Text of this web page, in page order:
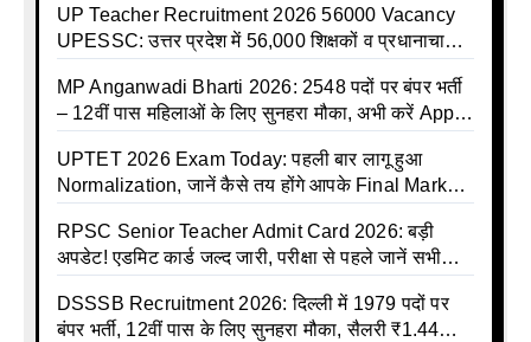
UP Teacher Recruitment 2026 56000 Vacancy
UPESSC: उत्तर प्रदेश में 56,000 शिक्षकों व प्रधानाचार्यों
MP Anganwadi Bharti 2026: 2548 पदों पर बंपर भर्ती
– 12वीं पास महिलाओं के लिए सुनहरा मौका, अभी करें Apply
UPTET 2026 Exam Today: पहली बार लागू हुआ
Normalization, जानें कैसे तय होंगे आपके Final Marks
RPSC Senior Teacher Admit Card 2026: बड़ी
अपडेट! एडमिट कार्ड जल्द जारी, परीक्षा से पहले जानें सभी
DSSSB Recruitment 2026: दिल्ली में 1979 पदों पर
बंपर भर्ती, 12वीं पास के लिए सुनहरा मौका, सैलरी ₹1.44